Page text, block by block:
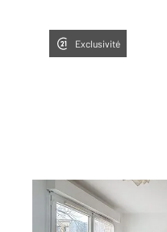
Exclusivité
ROUEN 76
17,76 m2, 1 pièce